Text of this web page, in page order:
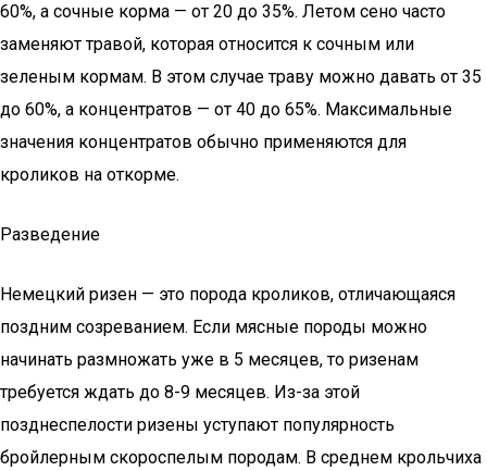
60%, а сочные корма — от 20 до 35%. Летом сено часто
заменяют травой, которая относится к сочным или
зеленым кормам. В этом случае траву можно давать от 35
до 60%, а концентратов — от 40 до 65%. Максимальные
значения концентратов обычно применяются для
кроликов на откорме.
Разведение
Немецкий ризен — это порода кроликов, отличающаяся
поздним созреванием. Если мясные породы можно
начинать размножать уже в 5 месяцев, то ризенам
требуется ждать до 8-9 месяцев. Из-за этой
позднеспелости ризены уступают популярность
бройлерным скороспелым породам. В среднем крольчиха